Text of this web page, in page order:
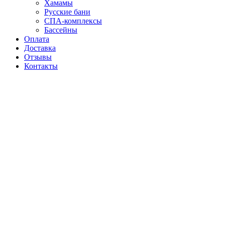
Хамамы
Русские бани
СПА-комплексы
Бассейны
Оплата
Доставка
Отзывы
Контакты